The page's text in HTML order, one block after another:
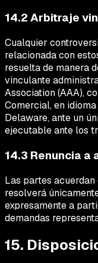
14.2 Arbitraje
Cualquier
relacionada con
resuelta de manera
vinculante
Association (AAA),
Comercial, en
Delaware, ante un
ejecutable ante los
14.3 Renuncia
Las partes
resolverá
expresamente a
demandas
15.